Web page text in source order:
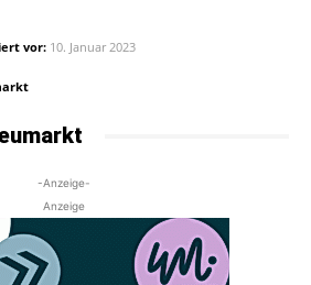
vor: 10. Januar 2023
-Anzeige-
Anzeige